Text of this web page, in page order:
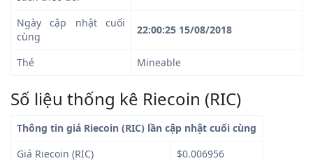
Ngày cập nhật cuối
cùng
22:00:25 15/08/2018
Thẻ Mineable
Số liệu thống kê Riecoin (RIC)
Thông tin giá Riecoin (RIC) lần cập nhật cuối cùng
Giá Riecoin (RIC)
$0.006956